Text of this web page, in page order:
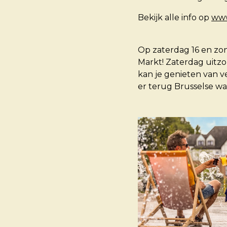
Bekijk alle info op
Op zaterdag 16 en
Markt! Zaterdag
kan je genieten van
er terug Brusselse